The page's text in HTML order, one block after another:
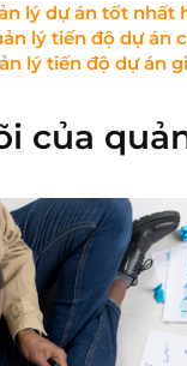
lý dự án tốt nhất
lý tiến độ dự án
lý tiến độ dự án
của